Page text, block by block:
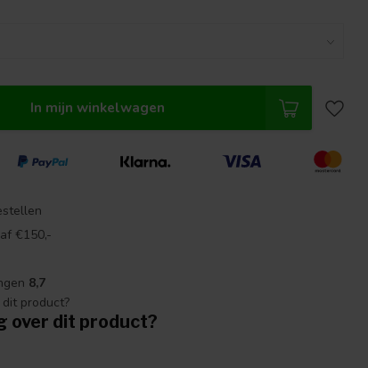
In mijn winkelwagen
€150,-
8,7
over dit product?